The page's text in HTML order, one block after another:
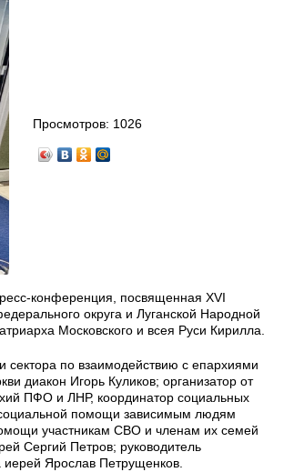
Просмотров: 1026
конференция, посвященная XVI
округа и Луганской Народной
Московского и всея Руси Кирилла.
сектора по взаимодействию с епархиями
диакон Игорь Куликов; организатор от
ПФО и ЛНР, координатор социальных
социальной помощи зависимым людям
участникам СВО и членам их семей
Сергий Петров; руководитель
иерей Ярослав Петрущенков.